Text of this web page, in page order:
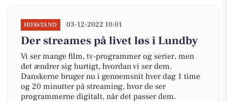
HUSSTAND 03-12-2022 10:01
Der streames på livet løs i Lundby
Vi ser mange film, tv-programmer og serier, men
det ændrer sig hurtigt, hvordan vi ser dem.
Danskerne bruger nu i gennemsnit hver dag 1 time
og 20 minutter på streaming, hvor de ser
programmerne digitalt, når det passer dem.